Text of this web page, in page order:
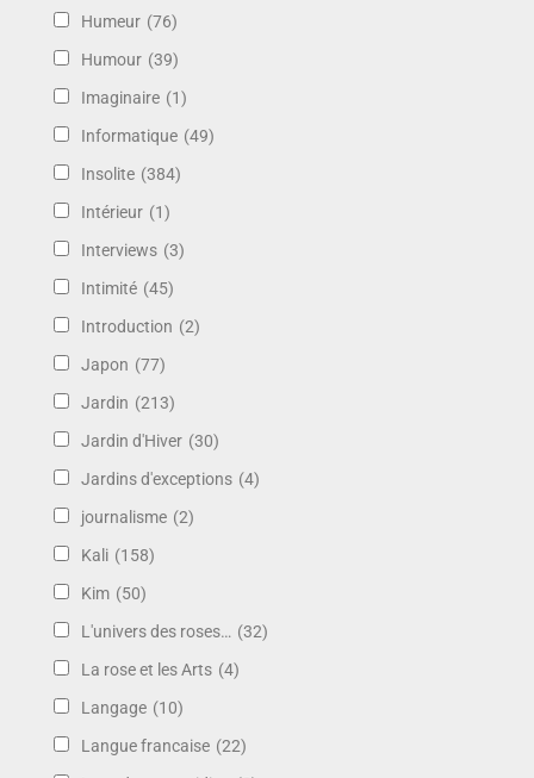
Humeur (76)
Humour (39)
Imaginaire (1)
Informatique (49)
Insolite (384)
Intérieur (1)
Interviews (3)
Intimité (45)
Introduction (2)
Japon (77)
Jardin (213)
Jardin d'Hiver (30)
Jardins d'exceptions (4)
journalisme (2)
Kali (158)
Kim (50)
L'univers des roses… (32)
La rose et les Arts (4)
Langage (10)
Langue francaise (22)